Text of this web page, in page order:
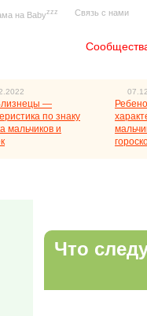
на Babyzzz Связь с нами
—
по знаку
мальчиков и
Что